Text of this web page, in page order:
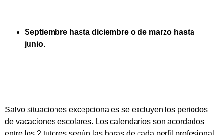
Septiembre hasta diciembre o de marzo hasta
junio.
Salvo situaciones excepcionales se excluyen los periodos
de vacaciones escolares. Los calendarios son acordados
entre los 2 tutores según las horas de cada perfil profesional